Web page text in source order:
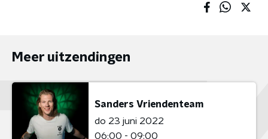
Meer uitzendingen
Sanders Vriendenteam
do 23 juni 2022
06:00 - 09:00